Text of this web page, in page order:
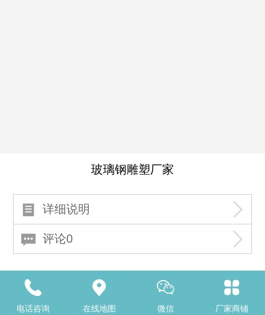
玻璃钢雕塑厂家
详细说明
评论0
Top
电话咨询 在线地图 微信 厂家商铺